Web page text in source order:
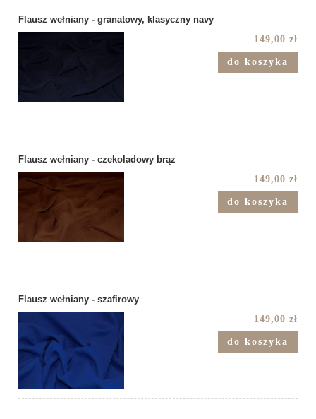
Flausz wełniany - granatowy, klasyczny navy
149,00 zł
do koszyka
Flausz wełniany - czekoladowy brąz
149,00 zł
do koszyka
Flausz wełniany - szafirowy
149,00 zł
do koszyka